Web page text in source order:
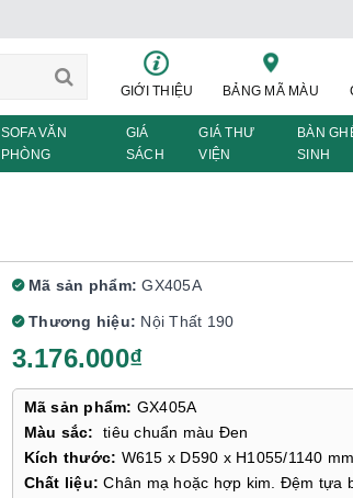
GIỚI THIỆU BẢNG MÃ MÀU
SOFA VĂN
PHÒNG
GIÁ
SÁCH
GIÁ THƯ
VIỆN
BÀN
SINH
Mã sản phẩm: GX405A
Thương hiệu: Nội Thất 190
3.176.000₫
Mã sản phẩm: GX405A
Màu sắc: tiêu chuẩn màu Đen
Kích thước: W615 x D590 x H1055/1140
Chất liệu: Chân mạ hoặc hợp kim. Đệm tựa